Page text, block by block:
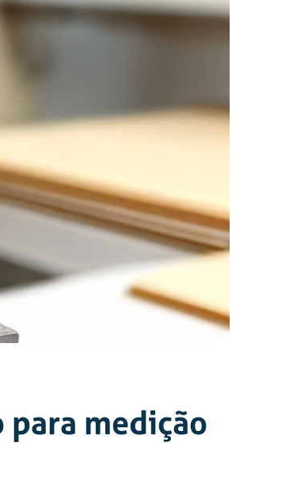
para medição